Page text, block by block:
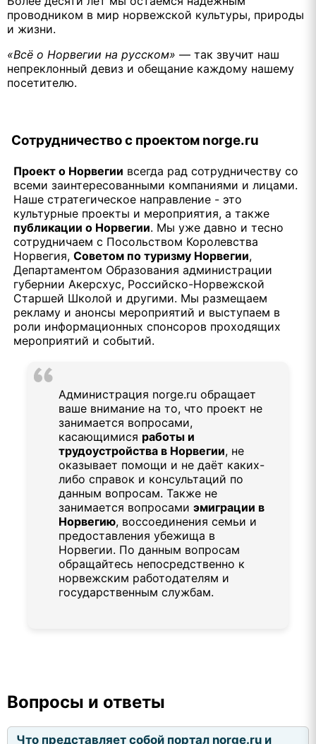
проводником в мир норвежской культуры, природы
и жизни.
«Всё о Норвегии на русском» — так звучит наш
непреклонный девиз и обещание каждому нашему
посетителю.
Сотрудничество с проектом norge.ru
Проект о Норвегии всегда рад сотрудничеству со
всеми заинтересованными компаниями и лицами.
Наше стратегическое направление - это
культурные проекты и мероприятия, а также
публикации о Норвегии. Мы уже давно и тесно
сотрудничаем с Посольством Королевства
Норвегия, Советом по туризму Норвегии,
Департаментом Образования администрации
губернии Акерсхус, Российско-Норвежской
Старшей Школой и другими. Мы размещаем
рекламу и анонсы мероприятий и выступаем в
роли информационных спонсоров проходящих
мероприятий и событий.
Администрация norge.ru обращает
ваше внимание на то, что проект не
занимается вопросами,
касающимися работы и
трудоустройства в Норвегии, не
оказывает помощи и не даёт каких-
либо справок и консультаций по
данным вопросам. Также не
занимается вопросами эмиграции в
Норвегию, воссоединения семьи и
предоставления убежища в
Норвегии. По данным вопросам
обращайтесь непосредственно к
норвежским работодателям и
государственным службам.
Вопросы и ответы
Что представляет собой портал norge.ru и